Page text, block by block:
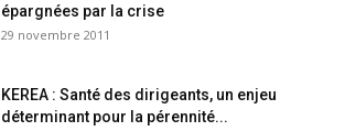
épargnées par la crise
29 novembre 2011
KEREA : Santé des dirigeants, un enjeu
déterminant pour la pérennité...